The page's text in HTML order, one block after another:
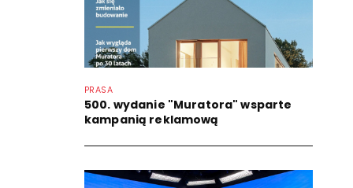
PRASA
500. wydanie "Muratora" wsparte
kampanią reklamową